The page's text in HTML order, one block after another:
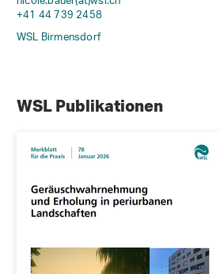
+41 44 739 2458
WSL Birmensdorf
WSL Publikationen